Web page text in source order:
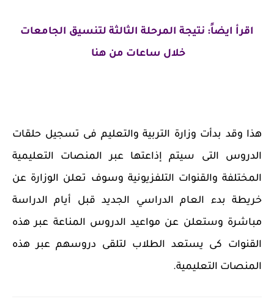
اقرأ ايضاً: نتيجة المرحلة الثالثة لتنسيق الجامعات
خلال ساعات من هنا
هذا وقد بدأت وزارة التربية والتعليم فى تسجيل حلقات
الدروس التى سيتم إذاعتها عبر المنصات التعليمية
المختلفة والقنوات التلفزيونية وسوف تعلن الوزارة عن
خريطة بدء العام الدراسي الجديد قبل أيام الدراسة
مباشرة وستعلن عن مواعيد الدروس المناعة عبر هذه
القنوات كى يستعد الطلاب لتلقى دروسهم عبر هذه
المنصات التعليمية.